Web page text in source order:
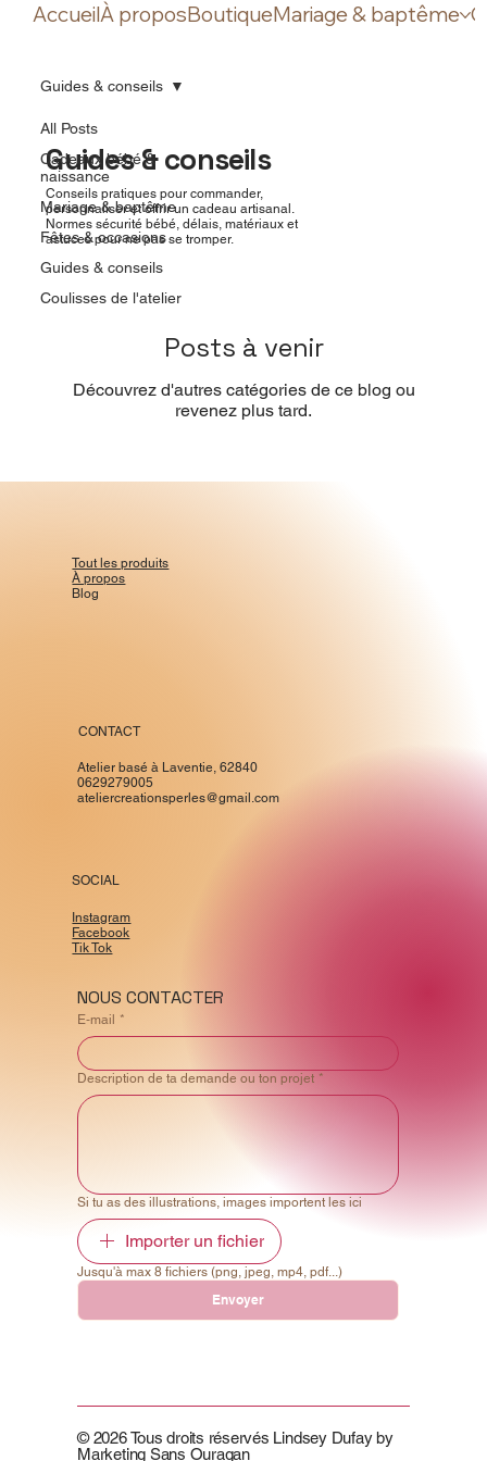
AccueilÀ proposBoutiqueMariage & baptême
All Posts
Cadeaux bébé &
naissance
Mariage & baptême
Fêtes & occasions
Guides & conseils
Coulisses de l'atelier
Guides & conseils
Guides & conseils
Conseils pratiques pour commander,
personnaliser et offrir un cadeau artisanal.
Normes sécurité bébé, délais, matériaux et
astuces pour ne pas se tromper.
Posts à venir
Découvrez d'autres catégories de ce blog ou
revenez plus tard.
Tout les produits
À propos
Blog
CONTACT
Atelier basé à Laventie, 62840
0629279005
ateliercreationsperles@gmail.com
SOCIAL
Instagram
Facebook
Tik Tok
NOUS CONTACTER
E‑mail *
Description de ta demande ou ton projet *
Si tu as des illustrations, images importent les ici
Importer un fichier
Jusqu'à max 8 fichiers (png, jpeg, mp4, pdf...)
Envoyer
© 2026 Tous droits réservés Lindsey Dufay by
Marketing Sans Ouragan